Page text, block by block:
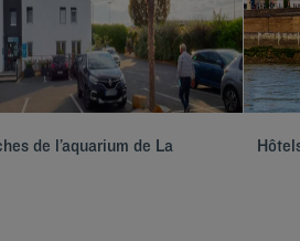
de l’aquarium de La